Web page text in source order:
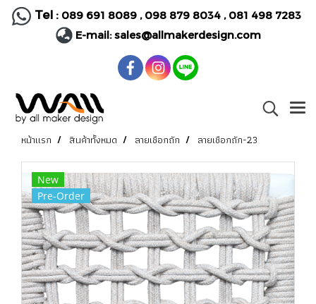
Tel : 089 691 8089, 098 879 8034 , 081 498 7283
E-mail:sales@allmakerdesign.com
หน้าแรก สินค้าทั้งหมด ลายเชือกถัก ลายเชือกถัก-23
New
Pre-Order